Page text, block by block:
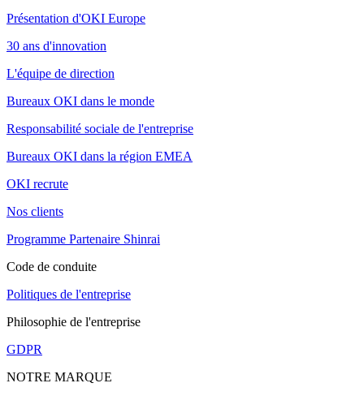
Présentation d'OKI Europe
30 ans d'innovation
L'équipe de direction
Bureaux OKI dans le monde
Responsabilité sociale de l'entreprise
Bureaux OKI dans la région EMEA
OKI recrute
Nos clients
Programme Partenaire Shinrai
Code de conduite
Politiques de l'entreprise
Philosophie de l'entreprise
GDPR
NOTRE MARQUE